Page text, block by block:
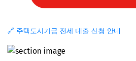
🔗 주택도시기금 전세 대출 신청 안내